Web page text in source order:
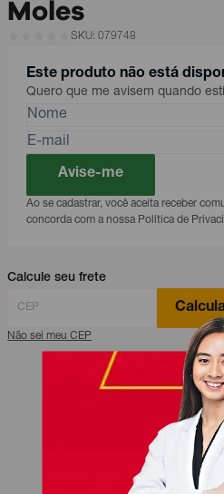
Moles
SKU: 079748
Este produto não está
Quero que me avisem quando
Avise-me
Ao se cadastrar, você aceita receber
concorda com a nossa Política de
Calcule seu frete
Não sei meu CEP